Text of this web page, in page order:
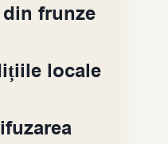
frunze
locale